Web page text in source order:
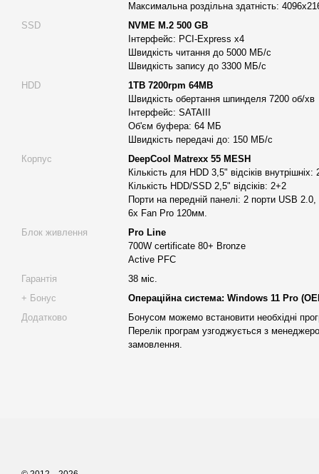
моделювання та рендерингу. Чи то Maya, чи Blender, чи
буде працювати плавно та ефективно.
Не турбуйтеся про зберігання даних завдяки швидкісному
швидкістю читання до 5000 МБ/с та додатковому 1 ТБ HDD
Система охолодження Active 4U CPU Tower Silent Heatsink
температуру компонентів навіть під час найбільш
та спокій у вашій роботі.
Блок живлення потужністю 750 Вт з сертифікацією 80+
ефективність енергоспоживання.
Робочі станції Alfa Server - це не просто робочі станції, це
Чому варто вибрати робочу станцію Alfa Server?
Alfa Server на ринку 11 роківі має понад 10 000
Ви отримаєте
професійну консультацію, допоможемо
станція, якщо ви не знаєте, що вам потрібно;
Максимальна роздільна здатність:
SSD
NVME M.2 500 GB
Інтерфейс: PCI-Express x4
Швидкість читання до 5000 МБ/с
Швидкість запису до 3300 МБ/с
HDD
1TB 7200rpm 64MB
Швидкість обертання шпинделя 7200 об/хв
Інтерфейс: SATAIII
Об'єм буфера: 64 МБ
Швидкість передачі до: 150 МБ/с
Корпус
DeepCool Matrexx 55 MESH
Кількість для HDD 3,5" відсіків внутрішніх:
Кількість HDD/SSD 2,5" відсіків: 2+2
Порти на передній панелі: 2 порти USB
6х Fan Pro 120мм.
Блок живлення
Pro Line
700W certificate 80+ Bronze
Active PFC
Гарантія
38 міс.
+ Бонус
Операційна система: Windows 11 Pro
Додатково
Бонусом можемо встановити необхідні
Перелік програм узгоджується з
замовлення.